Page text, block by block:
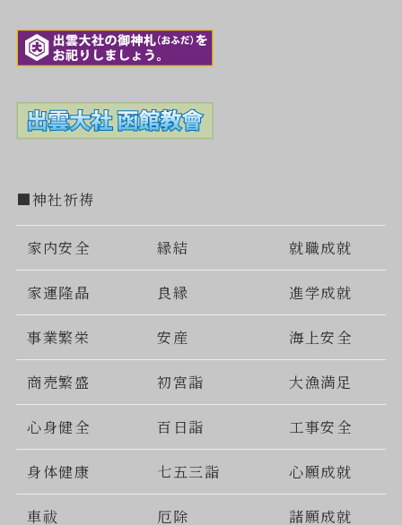
■神社祈祷
家内安全 縁結 就職成就
家運隆晶 良縁 進学成就
事業繁栄 安産 海上安全
商売繁盛 初宮詣 大漁満足
心身健全 百日詣 工事安全
身体健康 七五三詣 心願成就
車祓 厄除 諸願成就